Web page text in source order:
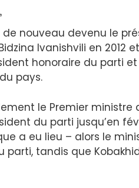
de nouveau devenu le
Ivanishvili en 2012
honoraire du parti
pays.
le Premier
du parti jusqu’en
a eu lieu – alors le
parti, tandis que